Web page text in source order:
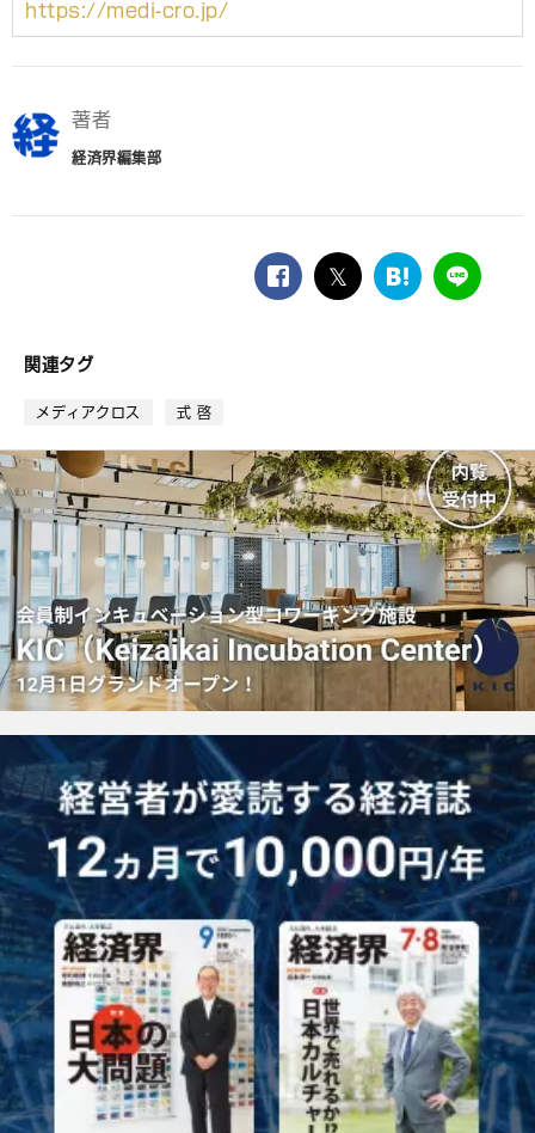
https://medi-cro.jp/
著者
経済界編集部
facebook
twitter
は
ー
ク
LINE
関連タグ
メディアクロス 式 啓